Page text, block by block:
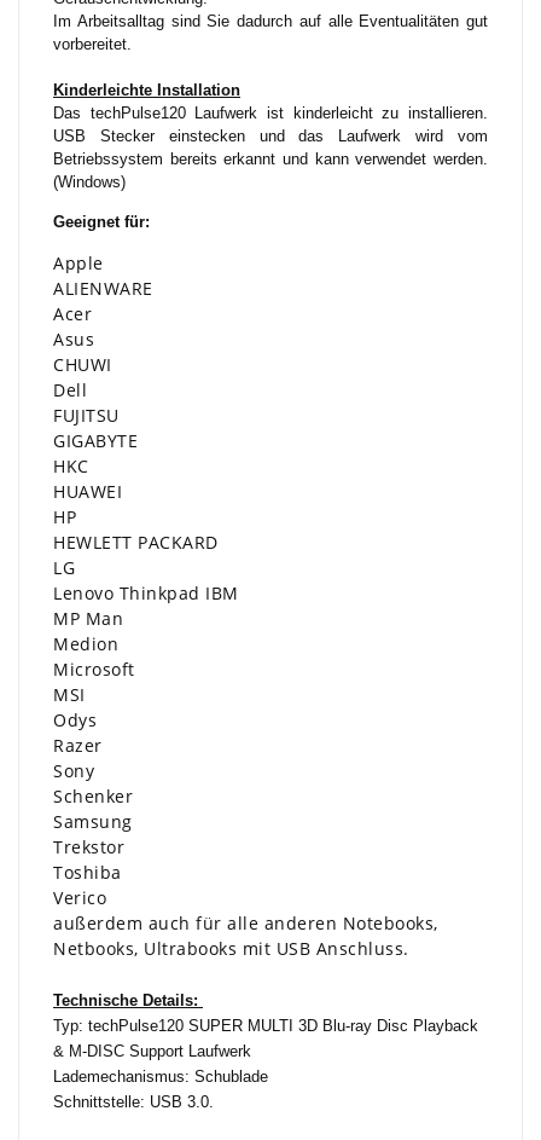
Im Arbeitsalltag sind Sie dadurch auf alle Eventualitäten gut
vorbereitet.
Kinderleichte Installation
Das techPulse120 Laufwerk ist kinderleicht zu installieren.
USB Stecker einstecken und das Laufwerk wird vom
Betriebssystem bereits erkannt und kann verwendet werden.
(Windows)
Geeignet für:
Apple
ALIENWARE
Acer
Asus
CHUWI
Dell
FUJITSU
GIGABYTE
HKC
HUAWEI
HP
HEWLETT PACKARD
LG
Lenovo Thinkpad IBM
MP Man
Medion
Microsoft
MSI
Odys
Razer
Sony
Schenker
Samsung
Trekstor
Toshiba
Verico
außerdem auch für alle anderen Notebooks,
Netbooks, Ultrabooks mit USB Anschluss.
Technische Details:
Typ: techPulse120 SUPER MULTI 3D Blu-ray Disc Playback
& M-DISC Support Laufwerk
Lademechanismus: Schublade
Schnittstelle: USB 3.0.